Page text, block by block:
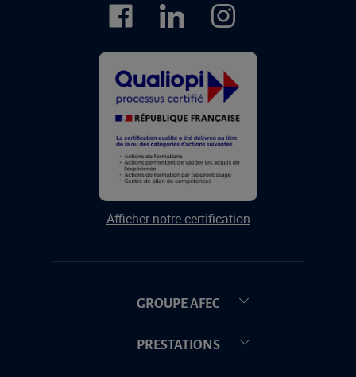
Afficher notre certification
GROUPE AFEC
PRESTATIONS